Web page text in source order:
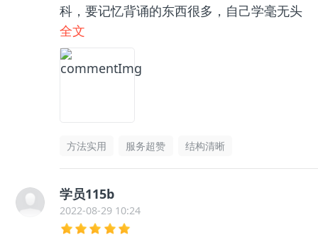
科，要记忆背诵的东西很多，自己学毫无头
绪，和咨询老师聊了之后收获很大，逻辑框
架清晰了很多，总之很推荐👍🏻
全文
方法实用 服务超赞 结构清晰
学员115b
2022-08-29 10:24